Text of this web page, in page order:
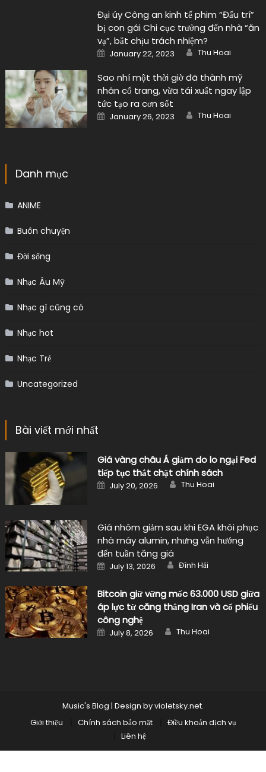
Đại úy Công an kinh tế phim “Đấu trí”
bị con gái Chi cục trưởng đến nhà “ăn
vạ”, bắt chịu trách nhiệm?
Posted
on
January 22, 2023 Author
Thu Hoai
Sao nhí một thời giờ đã thành mỹ
nhân cổ trang, vừa tái xuất ngay lập
tức tạo ra cơn sốt
Posted
on
January 26, 2023 Author
Thu Hoai
Danh mục
ANIME
Buôn chuyện
Đời sống
Nhạc Âu Mỹ
Nhạc gì cũng có
Nhạc hot
Nhạc Trẻ
Uncategorized
Bài viết mới nhất
Giá vàng châu Á giảm do lo ngại Fed
tiếp tục thắt chặt chính sách
Posted
on
July 20, 2026 Author
Thu Hoai
Giá nhôm giảm sau khi EGA khôi phục
nhà máy alumin, nhưng vẫn hướng
đến tuần tăng giá
Posted
on
July 13, 2026 Author
Đình Hải
Bitcoin giữ vững mốc 63.000 USD giữa
áp lực từ căng thẳng Iran và cổ phiếu
công nghệ
Posted
on
July 8, 2026 Author
Thu Hoai
Music's Blog | Design byvioletsky.net.
Giới thiệu
Chính sách bảo mật
Điều khoản dịch vụ
Liên hệ